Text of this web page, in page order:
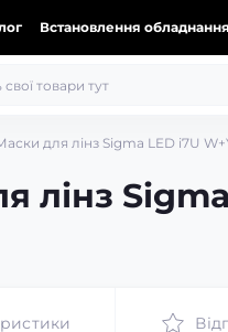
Встановлення обладнання
для лінз Sigma LED i7U
лінз